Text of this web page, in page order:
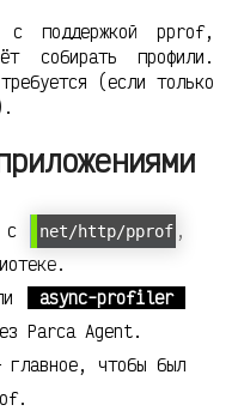
с поддержкой pprof,
собирать профили.
(если только
с net/http/pprof ,
async-profiler
Parca Agent.
главное, чтобы был